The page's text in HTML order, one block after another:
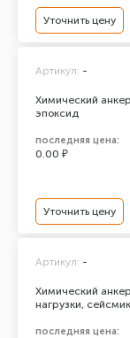
Уточнить цену
Химический
эпоксид
Артикул: -
последняя цена:
0.00 ₽
Уточнить цену
Химический
нагрузки,
Артикул: -
последняя цена: